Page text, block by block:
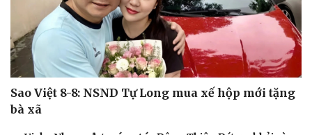
Du lịch
Tư vấn
Săn Tour
check-in
Podcast
Câu chuyện thời sự
Đọc truyện đêm khuya
Cửa sổ tình yêu
Sao Việt 8-8: NSND Tự Long mua xế hộp mới tặng
bà xã